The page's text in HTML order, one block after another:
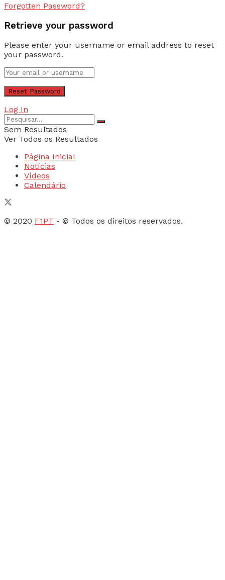
Forgotten Password?
Retrieve your password
Please enter your username or email address to reset
your password.
Log In
Sem Resultados
Ver Todos os Resultados
Página Inicial
Notícias
Vídeos
Calendário
© 2020 F1PT - © Todos os direitos reservados.